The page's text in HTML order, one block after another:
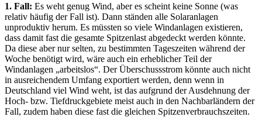
1. Fall: Es weht genug Wind, aber es scheint keine Sonne (was
relativ häufig der Fall ist). Dann ständen alle Solaranlagen
unproduktiv herum. Es müssten so viele Windanlagen existieren,
dass damit fast die gesamte Spitzenlast abgedeckt werden könnte.
Da diese aber nur selten, zu bestimmten Tageszeiten während der
Woche benötigt wird, wäre auch ein erheblicher Teil der
Windanlagen „arbeitslos“. Der Überschussstrom könnte auch nicht
in ausreichendem Umfang exportiert werden, denn wenn in
Deutschland viel Wind weht, ist das aufgrund der Ausdehnung der
Hoch- bzw. Tiefdruckgebiete meist auch in den Nachbarländern der
Fall, zudem haben diese fast die gleichen Spitzenverbrauchszeiten.